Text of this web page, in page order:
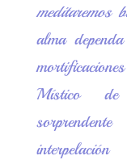
meditaremos
alma
Místico de